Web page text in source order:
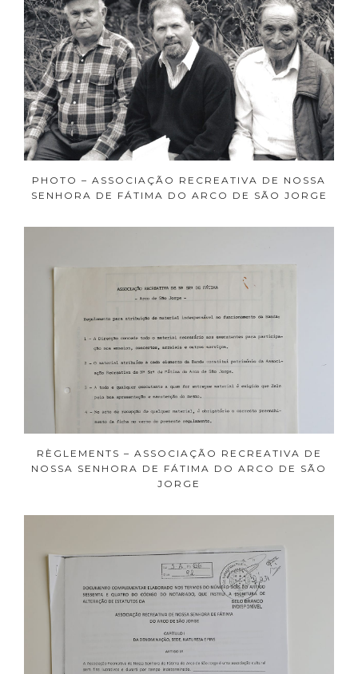
PHOTO – ASSOCIAÇÃO RECREATIVA DE NOSSA
SENHORA DE FÁTIMA DO ARCO DE SÃO JORGE
RÈGLEMENTS – ASSOCIAÇÃO RECREATIVA DE
NOSSA SENHORA DE FÁTIMA DO ARCO DE SÃO
JORGE